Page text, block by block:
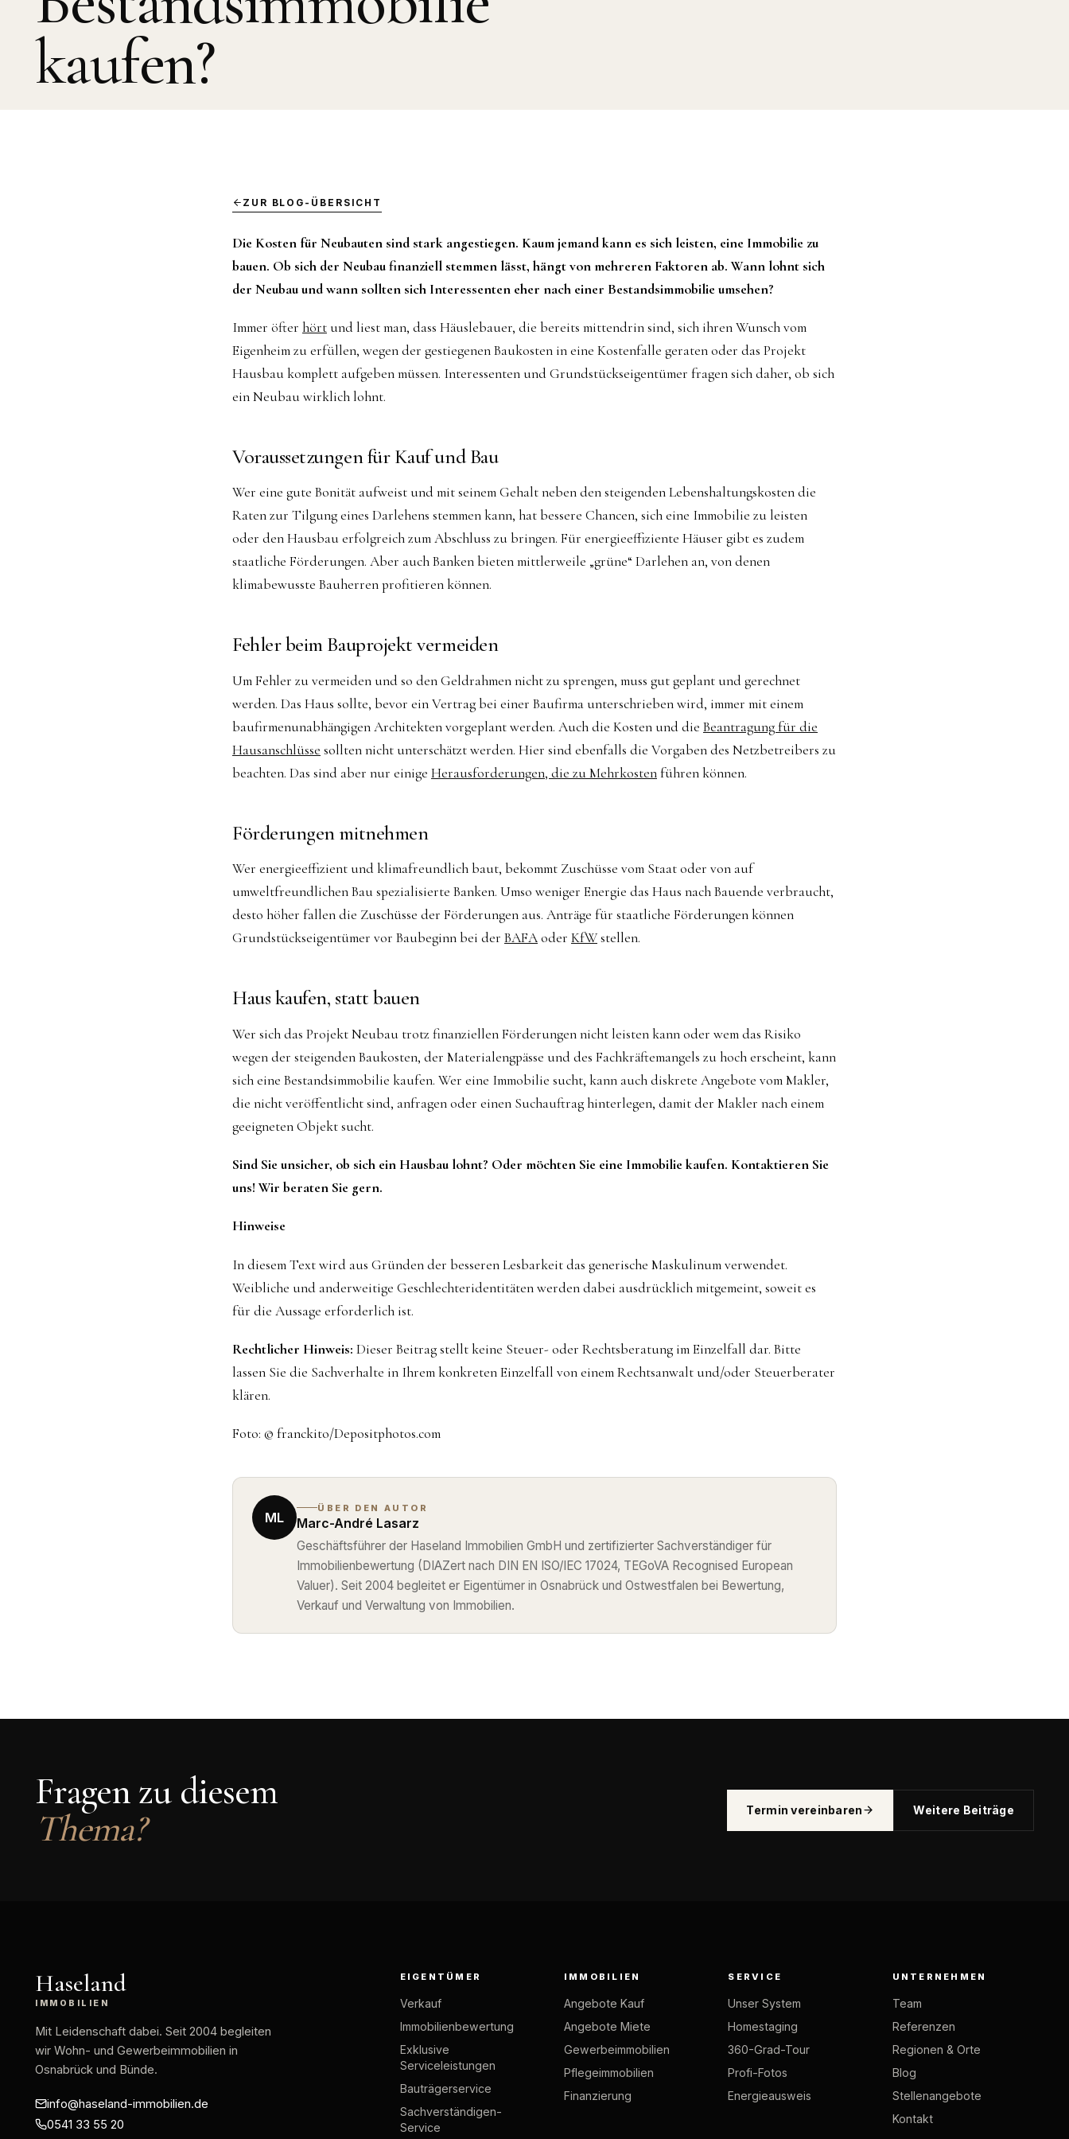
kaufen?
ZUR BLOG-ÜBERSICHT
Die Kosten für Neubauten sind stark angestiegen. Kaum jemand kann es sich leisten, eine Immobilie zu
bauen. Ob sich der Neubau finanziell stemmen lässt, hängt von mehreren Faktoren ab. Wann lohnt sich
der Neubau und wann sollten sich Interessenten eher nach einer Bestandsimmobilie umsehen?
Immer öfter hört und liest man, dass Häuslebauer, die bereits mittendrin sind, sich ihren Wunsch vom
Eigenheim zu erfüllen, wegen der gestiegenen Baukosten in eine Kostenfalle geraten oder das Projekt
Hausbau komplett aufgeben müssen. Interessenten und Grundstückseigentümer fragen sich daher, ob sich
ein Neubau wirklich lohnt.
Voraussetzungen für Kauf und Bau
Wer eine gute Bonität aufweist und mit seinem Gehalt neben den steigenden Lebenshaltungskosten die
Raten zur Tilgung eines Darlehens stemmen kann, hat bessere Chancen, sich eine Immobilie zu leisten
oder den Hausbau erfolgreich zum Abschluss zu bringen. Für energieeffiziente Häuser gibt es zudem
staatliche Förderungen. Aber auch Banken bieten mittlerweile „grüne“ Darlehen an, von denen
klimabewusste Bauherren profitieren können.
Fehler beim Bauprojekt vermeiden
Um Fehler zu vermeiden und so den Geldrahmen nicht zu sprengen, muss gut geplant und gerechnet
werden. Das Haus sollte, bevor ein Vertrag bei einer Baufirma unterschrieben wird, immer mit einem
baufirmenunabhängigen Architekten vorgeplant werden. Auch die Kosten und die Beantragung für die
Hausanschlüsse sollten nicht unterschätzt werden. Hier sind ebenfalls die Vorgaben des Netzbetreibers zu
beachten. Das sind aber nur einige Herausforderungen, die zu Mehrkostenführen können.
Förderungen mitnehmen
Wer energieeffizient und klimafreundlich baut, bekommt Zuschüsse vom Staat oder von auf
umweltfreundlichen Bau spezialisierte Banken. Umso weniger Energie das Haus nach Bauende verbraucht,
desto höher fallen die Zuschüsse der Förderungen aus. Anträge für staatliche Förderungen können
Grundstückseigentümer vor Baubeginn bei der BAFAoder KfWstellen.
Haus kaufen, statt bauen
Wer sich das Projekt Neubau trotz finanziellen Förderungen nicht leisten kann oder wem das Risiko
wegen der steigenden Baukosten, der Materialengpässe und des Fachkräftemangels zu hoch erscheint, kann
sich eine Bestandsimmobilie kaufen. Wer eine Immobilie sucht, kann auch diskrete Angebote vom Makler,
die nicht veröffentlicht sind, anfragen oder einen Suchauftrag hinterlegen, damit der Makler nach einem
geeigneten Objekt sucht.
Sind Sie unsicher, ob sich ein Hausbau lohnt? Oder möchten Sie eine Immobilie kaufen. Kontaktieren Sie
uns! Wir beraten Sie gern.
Hinweise
In diesem Text wird aus Gründen der besseren Lesbarkeit das generische Maskulinum verwendet.
Weibliche und anderweitige Geschlechteridentitäten werden dabei ausdrücklich mitgemeint, soweit es
für die Aussage erforderlich ist.
Rechtlicher Hinweis: Dieser Beitrag stellt keine Steuer- oder Rechtsberatung im Einzelfall dar. Bitte
lassen Sie die Sachverhalte in Ihrem konkreten Einzelfall von einem Rechtsanwalt und/oder Steuerberater
klären.
Foto: © franckito/Depositphotos.com
ML
ÜBER DEN AUTOR
Marc-André Lasarz
Geschäftsführer der Haseland Immobilien GmbH und zertifizierter Sachverständiger für
Immobilienbewertung (DIAZert nach DIN EN ISO/IEC 17024, TEGoVA Recognised European
Valuer). Seit 2004 begleitet er Eigentümer in Osnabrück und Ostwestfalen bei Bewertung,
Verkauf und Verwaltung von Immobilien.
Fragen zu diesem
Thema?
Termin vereinbaren Weitere Beiträge
Haseland
IMMOBILIEN
Mit Leidenschaft dabei. Seit 2004 begleiten
wir Wohn- und Gewerbeimmobilien in
Osnabrück und Bünde.
info@haseland-immobilien.de
0541 33 55 20
EIGENTÜMER
Verkauf
Immobilienbewertung
Exklusive
Serviceleistungen
Bauträgerservice
Sachverständigen-
Service
IMMOBILIEN
Angebote Kauf
Angebote Miete
Gewerbeimmobilien
Pflegeimmobilien
Finanzierung
SERVICE
Unser System
Homestaging
360-Grad-Tour
Profi-Fotos
Energieausweis
UNTERNEHMEN
Team
Referenzen
Regionen & Orte
Blog
Stellenangebote
Kontakt